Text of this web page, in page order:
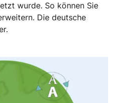
wurde. So können Sie
Die deutsche